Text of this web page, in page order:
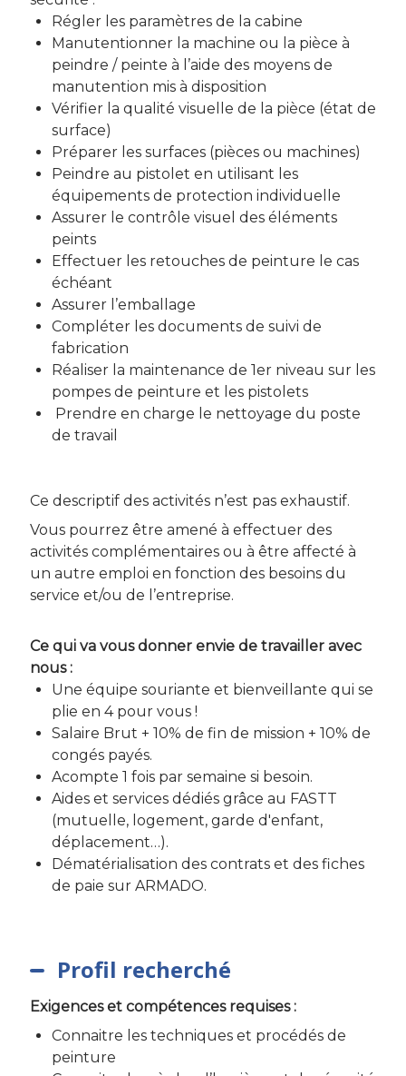
Régler les paramètres de la cabine
Manutentionner la machine ou la pièce à
peindre / peinte à l’aide des moyens de
manutention mis à disposition
Vérifier la qualité visuelle de la pièce (état de
surface)
Préparer les surfaces (pièces ou machines)
Peindre au pistolet en utilisant les
équipements de protection individuelle
Assurer le contrôle visuel des éléments
peints
Effectuer les retouches de peinture le cas
échéant
Assurer l’emballage
Compléter les documents de suivi de
fabrication
Réaliser la maintenance de 1er niveau sur les
pompes de peinture et les pistolets
Prendre en charge le nettoyage du poste
de travail
Ce descriptif des activités n’est pas exhaustif.
Vous pourrez être amené à effectuer des
activités complémentaires ou à être affecté à
un autre emploi en fonction des besoins du
service et/ou de l’entreprise.
Ce qui va vous donner envie de travailler avec
nous :
Une équipe souriante et bienveillante qui se
plie en 4 pour vous !
Salaire Brut + 10% de fin de mission + 10% de
congés payés.
Acompte 1 fois par semaine si besoin.
Aides et services dédiés grâce au FASTT
(mutuelle, logement, garde d'enfant,
déplacement…).
Dématérialisation des contrats et des fiches
de paie sur ARMADO.
Profil recherché
Exigences et compétences requises :
Connaitre les techniques et procédés de
peinture